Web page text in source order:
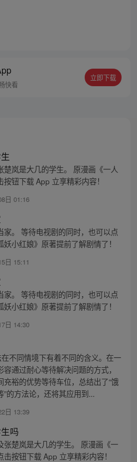
快看
立即下载
楚岚是大几的学生。 原漫画《一人
钮下载 App 立享精彩内容！
日 01:16
家。 等待电视剧的同时，也可以点
小红娘》原著提前了解剧情了！
日 15:11
家。 等待电视剧的同时，也可以点
小红娘》原著提前了解剧情了！
日 14:30
不同情境下有着不同的含义。在一
通过耐心等待解决问题的方式，
充裕的优势等待车位，总结出了“饿
的方法论，还将其应用到...
日 13:39
吗
张楚岚是大几的学生。 原漫画《一
按钮下载 App 立享精彩内容！